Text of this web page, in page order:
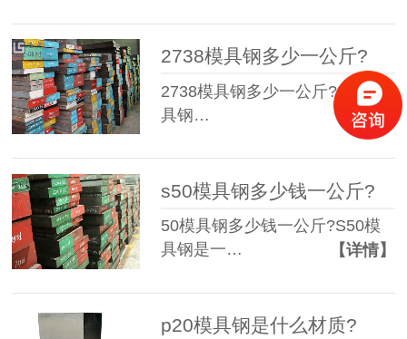
2738模具钢多少一公斤?
2738模具钢多少一公斤?2738模
具钢…
【详情】
s50模具钢多少钱一公斤?
50模具钢多少钱一公斤?S50模
具钢是一…
【详情】
p20模具钢是什么材质?